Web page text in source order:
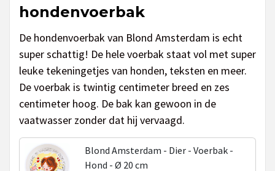
hondenvoerbak
De hondenvoerbak van Blond Amsterdam is echt
super schattig! De hele voerbak staat vol met super
leuke tekeningetjes van honden, teksten en meer.
De voerbak is twintig centimeter breed en zes
centimeter hoog. De bak kan gewoon in de
vaatwasser zonder dat hij vervaagd.
Blond Amsterdam - Dier - Voerbak -
Hond - Ø 20 cm